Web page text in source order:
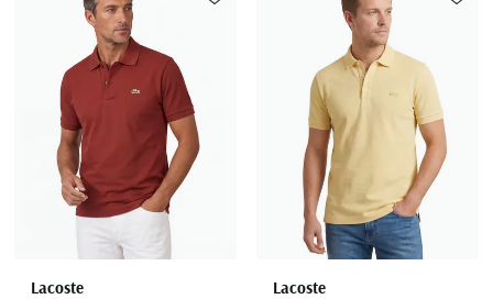
Lacoste
Toevoegen aan favorieten
Lacoste